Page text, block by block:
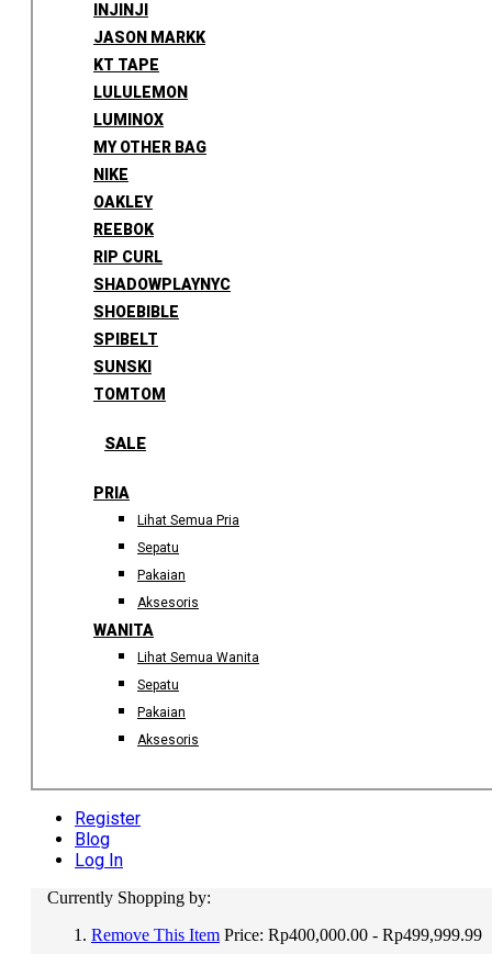
INJINJI
JASON MARKK
KT TAPE
LULULEMON
LUMINOX
MY OTHER BAG
NIKE
OAKLEY
REEBOK
RIP CURL
SHADOWPLAYNYC
SHOEBIBLE
SPIBELT
SUNSKI
TOMTOM
SALE
PRIA
Lihat Semua Pria
Sepatu
Pakaian
Aksesoris
WANITA
Lihat Semua Wanita
Sepatu
Pakaian
Aksesoris
Register
Blog
Log In
Currently Shopping by:
Remove This Item Price: Rp400,000.00 - Rp499,999.99